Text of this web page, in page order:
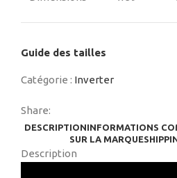
Guide des tailles
Catégorie : Inverter
Share:
DESCRIPTIONINFORMATIONS
SUR LA MARQUE
Description